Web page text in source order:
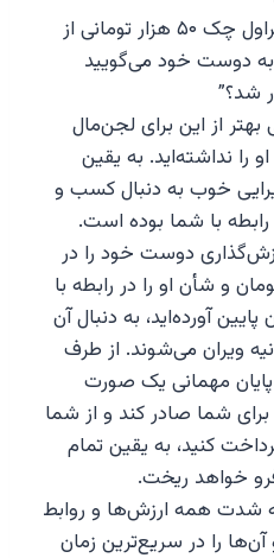
در پایان مهمانی، شما چند تراول چک ۵۰ هزار تومانی از
دوست خود می‌گویید
شد؟”
از این برای لجن‌مال
را نداشته‌اید. به یقین
خوب به دنبال کسب و
با شما بوده است.
دوست خود را در
و شأن او را در رابطه با
آورده‌اید، به دنبال آن
ویران می‌شوند. از طرف
مهمانی یک صورت
شما صادر کند و از شما
کنید، به یقین تمام
خواهد ریخت.
شدت همه ارزش‌ها و روابط
را در سریع‌ترین زمان